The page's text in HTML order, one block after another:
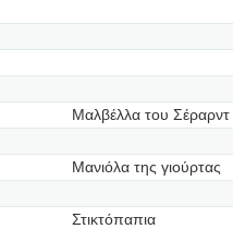
Μαλβέλλα του Σέραρντ
Μανιόλα της γιούρτας
Στικτόπαπια